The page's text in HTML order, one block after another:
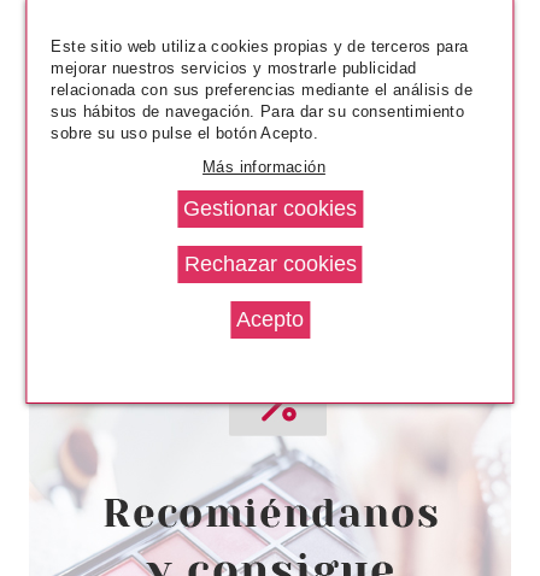
3.27€
ESSENCE BARRA DE LABIOS
SATINADA SATIN GLOW 06
DEJA-BREW 3.50 GR
-14%
desde
3.10€
Este sitio web utiliza cookies propias y de terceros para
mejorar nuestros servicios y mostrarle publicidad
relacionada con sus preferencias mediante el análisis de
sus hábitos de navegación. Para dar su consentimiento
sobre su uso pulse el botón Acepto.
Más información